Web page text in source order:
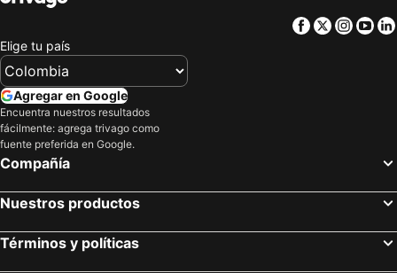
Facebook
Twitter
Elige tu país
Agregar en Google
Encuentra nuestros resultados
fácilmente: agrega trivago como
fuente preferida en Google.
Compañía
Nuestros productos
Términos y políticas